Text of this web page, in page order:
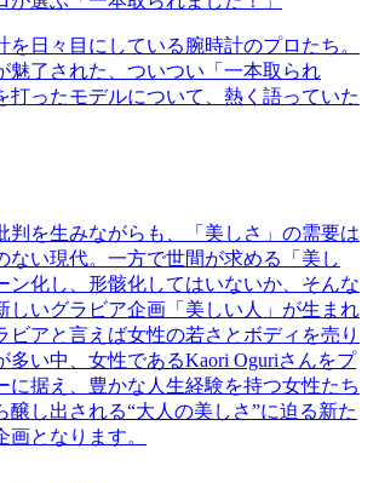
を日々目にしている腕時計のプロたち。
魅了された、ついつい「一本取られ
打ったモデルについて、熱く語っていた
判を生みながらも、「美しさ」の需要は
ない現代。一方で世間が求める「美し
ン化し、形骸化してはいないか、そんな
しいグラビア企画「美しい人」が生まれ
ビアと言えば女性の若さとボディを売り
多い中、女性であるKaori Oguriさんをプ
に据え、豊かな人生経験を持つ女性たち
醸し出される“大人の美しさ”に迫る新た
画となります。